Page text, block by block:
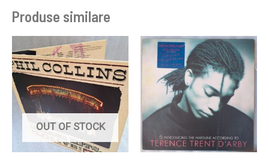
Produse similare
OUT OF STOCK